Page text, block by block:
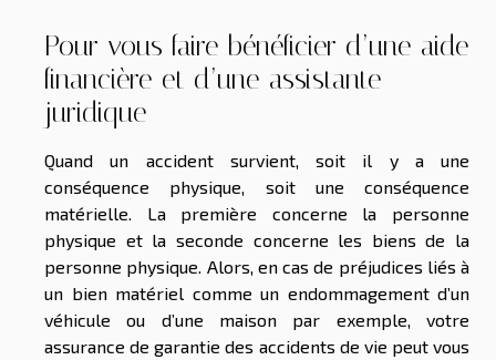
Pour vous faire bénéficier d’une aide
financière et d’une assistante
juridique
Quand un accident survient, soit il y a une
conséquence physique, soit une conséquence
matérielle. La première concerne la personne
physique et la seconde concerne les biens de la
personne physique. Alors, en cas de préjudices liés à
un bien matériel comme un endommagement d’un
véhicule ou d’une maison par exemple, votre
assurance de garantie des accidents de vie peut vous